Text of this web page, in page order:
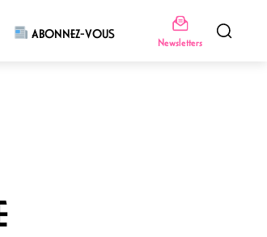
ABONNEZ-VOUS
Newsletters